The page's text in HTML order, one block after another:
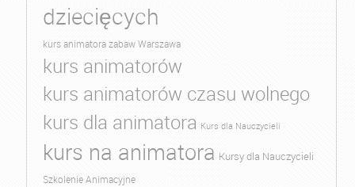
dziecięcych
kurs animatora zabaw Warszawa
kurs animatorów
kurs animatorów czasu wolnego
kurs dla animatora Kurs dla Nauczycieli
kurs na animatora Kursy dla Nauczycieli
Szkolenie Animacyjne